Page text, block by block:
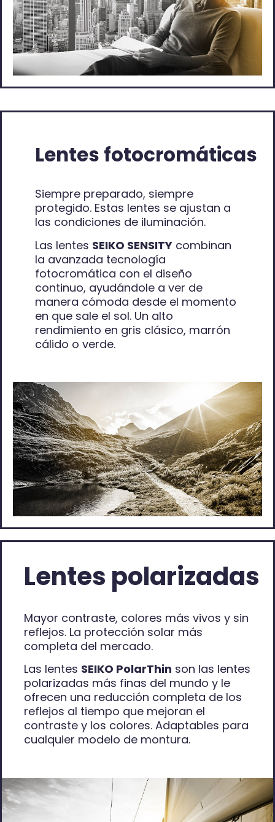
Lentes fotocromáticas
Siempre preparado, siempre
protegido. Estas lentes se ajustan a
las condiciones de iluminación.
Las lentes SEIKO SENSITY combinan
la avanzada tecnología
fotocromática con el diseño
continuo, ayudándole a ver de
manera cómoda desde el momento
en que sale el sol. Un alto
rendimiento en gris clásico, marrón
cálido o verde.
Lentes polarizadas
Mayor contraste, colores más vivos y sin
reflejos. La protección solar más
completa del mercado.
Las lentes SEIKO PolarThin son las lentes
polarizadas más finas del mundo y le
ofrecen una reducción completa de los
reflejos al tiempo que mejoran el
contraste y los colores. Adaptables para
cualquier modelo de montura.